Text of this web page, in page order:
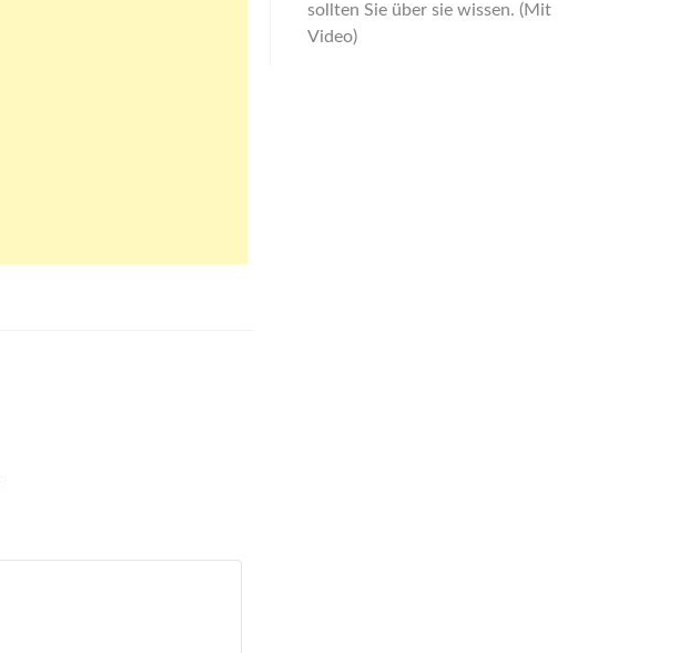
sollten Sie über sie wissen. (Mit
Video)